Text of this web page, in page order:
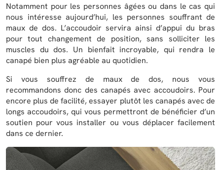
Notamment pour les personnes âgées ou dans le cas qui
nous intéresse aujourd’hui, les personnes souffrant de
maux de dos. L’accoudoir servira ainsi d’appui du bras
pour tout changement de position, sans solliciter les
muscles du dos. Un bienfait incroyable, qui rendra le
canapé bien plus agréable au quotidien.
Si vous souffrez de maux de dos, nous vous
recommandons donc des canapés avec accoudoirs. Pour
encore plus de facilité, essayer plutôt les canapés avec de
longs accoudoirs, qui vous permettront de bénéficier d’un
soutien pour vous installer ou vous déplacer facilement
dans ce dernier.